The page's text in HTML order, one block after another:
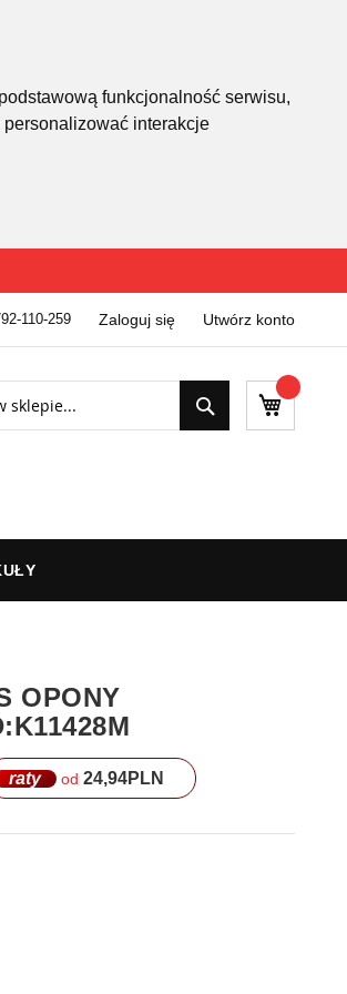
funkcjonalność serwisu,
interakcje
110-259 Zaloguj się Utwórz konto
Mój
Szukaj
OPONY
raty od 24,94PLN